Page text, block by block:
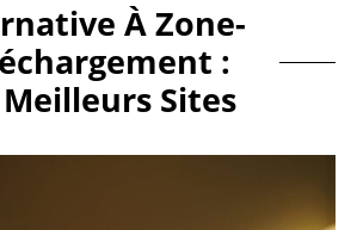
À Zone-
:
Meilleurs Sites